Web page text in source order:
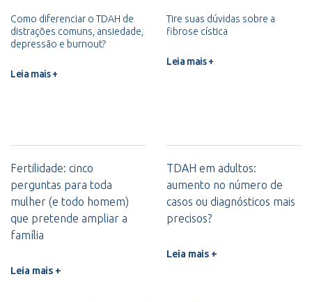
Como diferenciar o TDAH de
distrações comuns, ansiedade,
depressão e burnout?
Leia mais +
Tire suas dúvidas sobre a
fibrose cística
Leia mais +
Fertilidade: cinco
perguntas para toda
mulher (e todo homem)
que pretende ampliar a
família
Leia mais +
TDAH em adultos:
aumento no número de
casos ou diagnósticos mais
precisos?
Leia mais +